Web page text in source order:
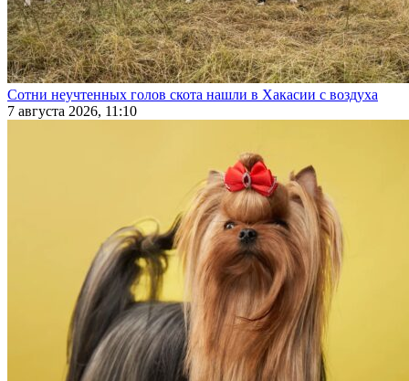
Сотни неучтенных голов скота нашли в Хакасии с воздуха
7 августа 2026, 11:10